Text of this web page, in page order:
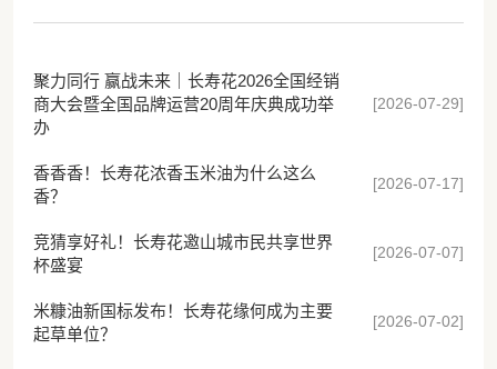
聚力同行 赢战未来｜长寿花2026全国经销
商大会暨全国品牌运营20周年庆典成功举
办
[2026-07-29]
香香香！长寿花浓香玉米油为什么这么
香？
[2026-07-17]
竞猜享好礼！长寿花邀山城市民共享世界
杯盛宴
[2026-07-07]
米糠油新国标发布！长寿花缘何成为主要
起草单位？
[2026-07-02]